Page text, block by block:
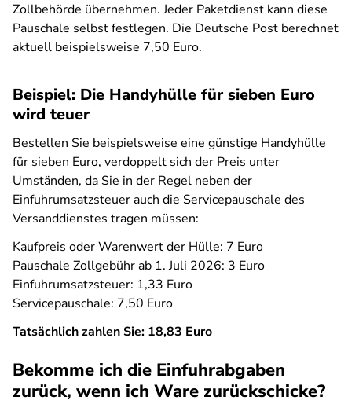
Zollbehörde übernehmen. Jeder Paketdienst kann diese
Pauschale selbst festlegen. Die Deutsche Post berechnet
aktuell beispielsweise 7,50 Euro.
Beispiel: Die Handyhülle für sieben Euro
wird teuer
Bestellen Sie beispielsweise eine günstige Handyhülle
für sieben Euro, verdoppelt sich der Preis unter
Umständen, da Sie in der Regel neben der
Einfuhrumsatzsteuer auch die Servicepauschale des
Versanddienstes tragen müssen:
Kaufpreis oder Warenwert der Hülle: 7 Euro
Pauschale Zollgebühr ab 1. Juli 2026: 3 Euro
Einfuhrumsatzsteuer: 1,33 Euro
Servicepauschale: 7,50 Euro
Tatsächlich zahlen Sie: 18,83 Euro
Bekomme ich die Einfuhrabgaben
zurück, wenn ich Ware zurückschicke?